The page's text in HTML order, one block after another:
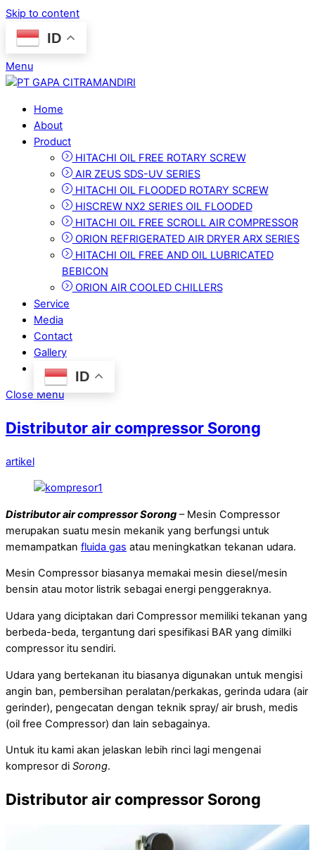
Skip to content
ID
Menu
Home
About
Product
HITACHI OIL FREE ROTARY SCREW
AIR ZEUS SDS-UV SERIES
HITACHI OIL FLOODED ROTARY SCREW
HISCREW NX2 SERIES OIL FLOODED
HITACHI OIL FREE SCROLL AIR COMPRESSOR
ORION REFRIGERATED AIR DRYER ARX SERIES
HITACHI OIL FREE AND OIL LUBRICATED
BEBICON
ORION AIR COOLED CHILLERS
Service
Media
Contact
Gallery
ID
Close Menu
Distributor air compressor Sorong
artikel
Distributor air compressor Sorong – Mesin Compressor
merupakan suatu mesin mekanik yang berfungsi untuk
memampatkan fluida gas atau meningkatkan tekanan udara.
Mesin Compressor biasanya memakai mesin diesel/mesin
bensin atau motor listrik sebagai energi penggeraknya.
Udara yang diciptakan dari Compressor memiliki tekanan yang
berbeda-beda, tergantung dari spesifikasi BAR yang dimilki
compressor itu sendiri.
Udara yang bertekanan itu biasanya digunakan untuk mengisi
angin ban, pembersihan peralatan/perkakas, gerinda udara (air
gerinder), pengecatan dengan teknik spray/ air brush, medis
(oil free Compressor) dan lain sebagainya.
Untuk itu kami akan jelaskan lebih rinci lagi mengenai
kompresor di Sorong.
Distributor air compressor Sorong